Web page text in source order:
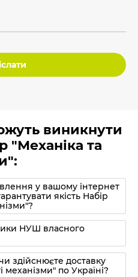
виникнути
"Механіка та
у вашому інтернет
якість Набір
НУШ власного
здійснюєте доставку
механізми" по Україні?